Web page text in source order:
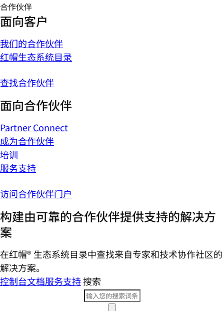
合作伙伴
面向客户
我们的合作伙伴
红帽生态系统目录
查找合作伙伴
面向合作伙伴
Partner Connect
成为合作伙伴
培训
服务支持
访问合作伙伴门户
构建由可靠的合作伙伴提供支持的解决方
案
在红帽® 生态系统目录中查找来自专家和技术协作社区的
解决方案。
控制台文档服务支持搜索